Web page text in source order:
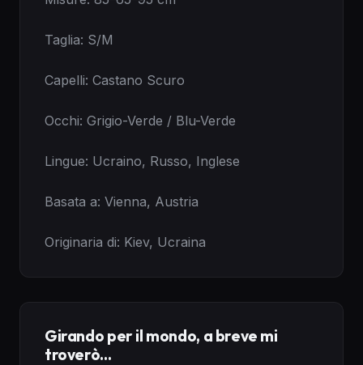
Taglia: S/M
Capelli: Castano Scuro
Occhi: Grigio-Verde / Blu-Verde
Lingue: Ucraino, Russo, Inglese
Basata a: Vienna, Austria
Originaria di: Kiev, Ucraina
Girando per il mondo, a breve mi
troverò...